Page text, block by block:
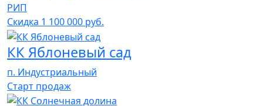
РИП
Скидка 1 100 000 руб.
КК Яблоневый сад
п. Индустриальный
Cтарт продаж